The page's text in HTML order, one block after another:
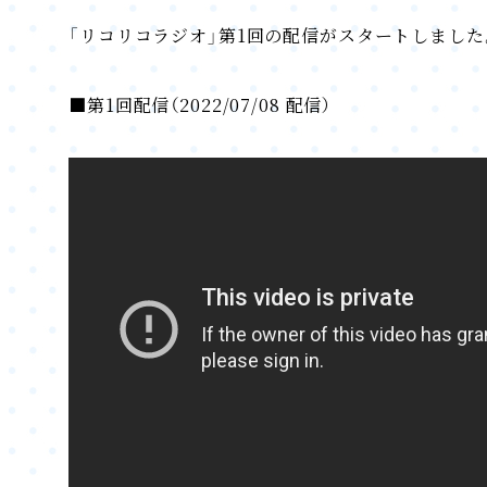
「リコリコラジオ」第1回の配信がスタートしました
■第1回配信（2022/07/08 配信）